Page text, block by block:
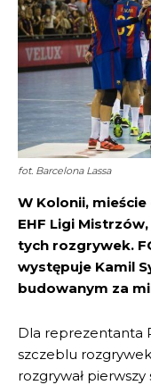
fot. Barcelona Lassa
W Kolonii,
EHF Ligi
tych rozgrywek.
występuje Kamil
budowanym za
Dla reprezentanta
szczeblu
rozgrywał